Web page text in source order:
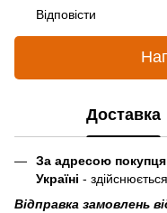
Відповісти
Доставка
За адресою
Україні -
Відправка замовлень